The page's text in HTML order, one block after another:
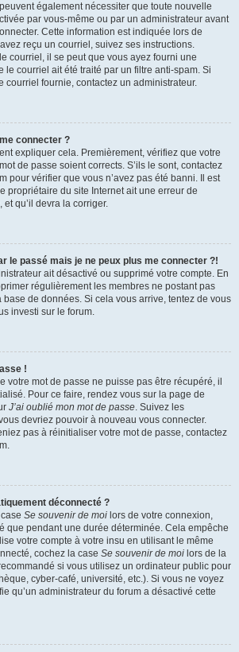
également nécessiter que toute nouvelle
par vous-même ou par un administrateur avant
Cette information est indiquée lors de
reçu un courriel, suivez ses instructions.
courriel, il se peut que vous ayez fourni une
le courriel ait été traité par un filtre anti-spam. Si
courriel fournie, contactez un administrateur.
connecter ?
expliquer cela. Premièrement, vérifiez que votre
de passe soient corrects. S’ils le sont, contactez
pour vérifier que vous n’avez pas été banni. Il est
propriétaire du site Internet ait une erreur de
qu’il devra la corriger.
le passé mais je ne peux plus me connecter ?!
ait désactivé ou supprimé votre compte. En
régulièrement les membres ne postant pas
de données. Si cela vous arrive, tentez de vous
investi sur le forum.
!
votre mot de passe ne puisse pas être récupéré, il
Pour ce faire, rendez vous sur la page de
J’ai oublié mon mot de passe. Suivez les
devriez pouvoir à nouveau vous connecter.
pas à réinitialiser votre mot de passe, contactez
déconnecté ?
Se souvenir de moi lors de votre connexion,
que pendant une durée déterminée. Cela empêche
votre compte à votre insu en utilisant le même
cochez la case Se souvenir de moi lors de la
si vous utilisez un ordinateur public pour
cyber-café, université, etc.). Si vous ne voyez
qu’un administrateur du forum a désactivé cette